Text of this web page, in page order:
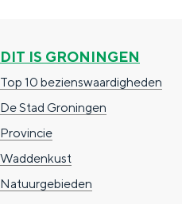
DIT IS GRONINGEN
Top 10 bezienswaardigheden
De Stad Groningen
Provincie
Waddenkust
Natuurgebieden